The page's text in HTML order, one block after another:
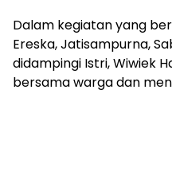
Dalam kegiatan yang
Ereska, Jatisampurna,
didampingi Istri, Wiwiek
bersama warga dan